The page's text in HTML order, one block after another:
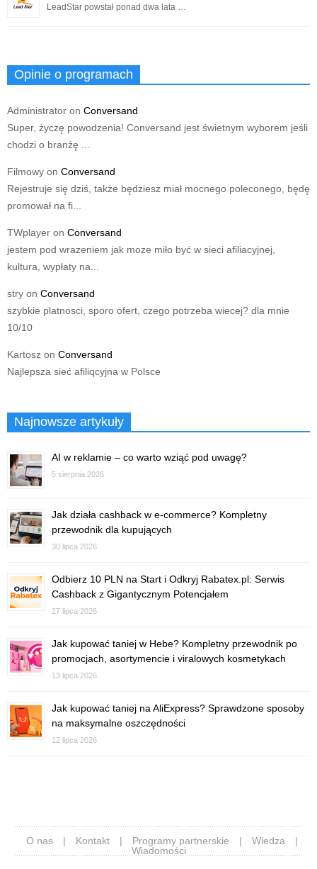
LeadStar powstał ponad dwa lata …
Opinie o programach
Administrator on Conversand
Super, życzę powodzenia! Conversand jest świetnym wyborem jeśli
chodzi o branżę ...
Filmowy on Conversand
Rejestruje się dziś, także będziesz miał mocnego poleconego, będę
promował na fi...
TWplayer on Conversand
jestem pod wrazeniem jak moze miło być w sieci afiliacyjnej,
kultura, wypłaty na...
stry on Conversand
szybkie platnosci, sporo ofert, czego potrzeba wiecej? dla mnie
10/10
Kartosz on Conversand
Najlepsza sieć afiliqcyjna w Polsce
Najnowsze artykuły
AI w reklamie – co warto wziąć pod uwagę?
5 sierpnia 2026
Jak działa cashback w e-commerce? Kompletny
przewodnik dla kupujących
30 lipca 2026
Odbierz 10 PLN na Start i Odkryj Rabatex.pl: Serwis
Cashback z Gigantycznym Potencjałem
27 lipca 2026
Jak kupować taniej w Hebe? Kompletny przewodnik po
promocjach, asortymencie i viralowych kosmetykach
13 lipca 2026
Jak kupować taniej na AliExpress? Sprawdzone sposoby
na maksymalne oszczędności
12 lipca 2026
O nas | Kontakt | Programy partnerskie | Wiedza
|
Wiadomości